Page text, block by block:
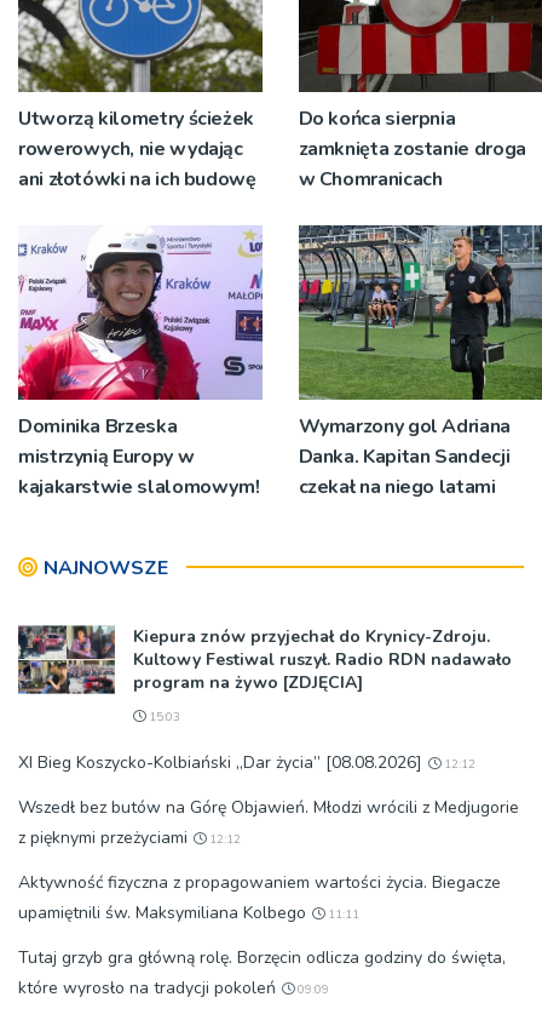
Utworzą kilometry ścieżek
rowerowych, nie wydając
ani złotówki na ich budowę
Do końca sierpnia
zamknięta zostanie droga
w Chomranicach
Dominika Brzeska
mistrzynią Europy w
kajakarstwie slalomowym!
Wymarzony gol Adriana
Danka. Kapitan Sandecji
czekał na niego latami
NAJNOWSZE
Kiepura znów przyjechał do Krynicy-Zdroju.
Kultowy Festiwal ruszył. Radio RDN nadawało
program na żywo [ZDJĘCIA]
15:03
XI Bieg Koszycko-Kolbiański „Dar życia” [08.08.2026] 12:12
Wszedł bez butów na Górę Objawień. Młodzi wrócili z Medjugorie
z pięknymi przeżyciami
12:12
Aktywność fizyczna z propagowaniem wartości życia. Biegacze
upamiętnili św. Maksymiliana Kolbego
11:11
Tutaj grzyb gra główną rolę. Borzęcin odlicza godziny do święta,
które wyrosło na tradycji pokoleń
09:09